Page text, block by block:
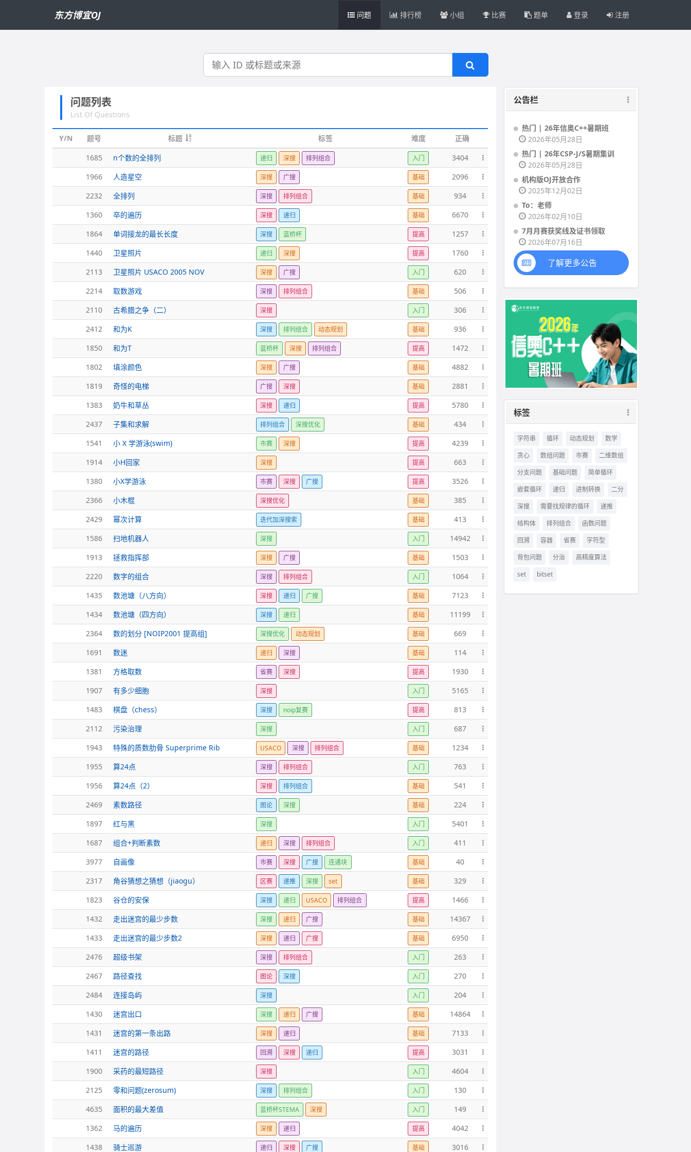
东方博宜OJ 问题 排行榜 小组 比赛 题单 登录 注册
搜
问题列表
List Of Questions
Y/N 题号 标题 标签 难度
正确
1685
n个数的全排列 递归 深搜 排列组合 入门
3404
1966
人造星空 深搜 广搜 基础
2096
2232
全排列 深搜 排列组合 基础
934
1360
卒的遍历 深搜 递归 基础
6670
1864
单词接龙的最长长度 深搜 蓝桥杯 提高
1257
1440
卫星照片 递归 深搜 提高
1760
2113
卫星照片 USACO 2005 NOV 深搜 广搜 入门
620
2214
取数游戏 深搜 排列组合 基础
506
2110
古希腊之争（二） 深搜 入门
306
2412
和为K 深搜 排列组合 动态规划 基础
936
1850
和为T 蓝桥杯 深搜 排列组合 提高
1472
1802
填涂颜色 深搜 广搜 基础
4882
1819
奇怪的电梯 广搜 深搜 基础
2881
1383
奶牛和草丛 深搜 递归 提高
5780
2437
子集和求解 排列组合 深搜优化 基础
434
1541
小 X 学游泳(swim) 市赛 深搜 提高
4239
1914
小H回家 深搜 提高
663
1380
小X学游泳 市赛 深搜 广搜 提高
3526
2366
小木棍 深搜优化 基础
385
2429
幂次计算 迭代加深搜索 基础
413
1586
扫地机器人 深搜 入门
14942
1913
拯救指挥部 深搜 广搜 基础
1503
2220
数字的组合 深搜 排列组合 入门
1064
1435
数池塘（八方向） 深搜 递归 广搜 基础
7123
1434
数池塘（四方向） 深搜 递归 基础
11199
2364
数的划分 [NOIP2001 提高组] 深搜优化 动态规划 基础
669
1691
数迷 递归 深搜 基础
114
1381
方格取数 省赛 深搜 提高
1930
1907
有多少细胞 深搜 入门
5165
1483
棋盘（chess） 深搜 noip复赛 提高
813
2112
污染治理 深搜 入门
687
1943
特殊的质数肋骨 Superprime Rib USACO 深搜 排列组合 基础
1234
1955
算24点 深搜 排列组合 入门
763
1956
算24点（2） 深搜 排列组合 基础
541
2469
素数路径 图论 深搜 基础
224
1897
红与黑 深搜 入门
5401
1687
组合+判断素数 递归 深搜 排列组合 入门
411
3977
自画像 市赛 深搜 广搜 连通块 基础
40
2317
角谷猜想之猜想（jiaogu） 区赛 递推 深搜 set 基础
329
1823
谷仓的安保 深搜 递归 USACO 排列组合 提高
1466
1432
走出迷宫的最少步数 深搜 递归 广搜 基础
14367
1433
走出迷宫的最少步数2 深搜 递归 广搜 基础
6950
2476
超级书架 深搜 排列组合 入门
263
2467
路径查找 图论 深搜 入门
270
2484
连接岛屿 深搜 入门
204
1430
迷宫出口 深搜 递归 广搜 基础
14864
1431
迷宫的第一条出路 深搜 递归 基础
7133
1411
迷宫的路径 回溯 深搜 递归 提高
3031
1900
采药的最短路径 深搜 入门
4604
2125
零和问题(zerosum) 深搜 排列组合 入门
130
4635
面积的最大差值 蓝桥杯STEMA 深搜 入门
149
1362
马的遍历 深搜 递归 提高
4042
1438
骑士巡游 递归 深搜 广搜 基础 3016
公告栏
热门 | 26年信奥C++暑期班
2026年05月28日
热门 | 26年CSP-J/S暑期集训
2026年05月28日
机构版OJ开放合作
2025年12月02日
To：老师
2026年02月10日
7月月赛获奖线及证书领取
2026年07月16日
了解更多公告
标签
字符串 循环 动态规划
数学
贪心
数组问题 市赛
二维数组
分支问题
基础问题
简单循环
嵌套循环
递归 进制转换
二分
深搜
需要找规律的循环
递推
结构体
排列组合
函数问题
回溯
容器 省赛
字符型
背包问题
分治
高精度算法
set
bitset